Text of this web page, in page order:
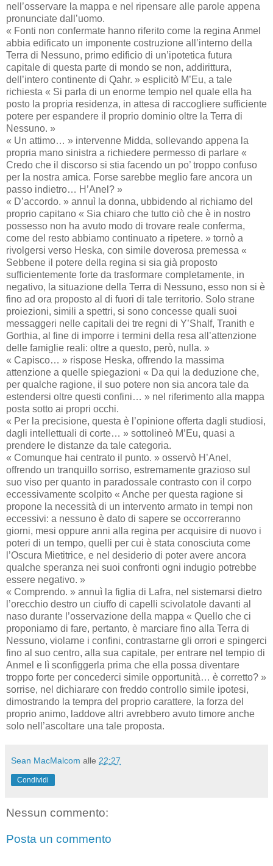
nell’osservare la mappa e nel ripensare alle parole appena
pronunciate dall’uomo.
« Fonti non confermate hanno riferito come la regina Anmel
abbia edificato un imponente costruzione all’interno della
Terra di Nessuno, primo edificio di un’ipotetica futura
capitale di questa parte di mondo se non, addirittura,
dell’intero continente di Qahr. » esplicitò M’Eu, a tale
richiesta « Si parla di un enorme tempio nel quale ella ha
posto la propria residenza, in attesa di raccogliere sufficiente
potere per espandere il proprio dominio oltre la Terra di
Nessuno. »
« Un attimo… » intervenne Midda, sollevando appena la
propria mano sinistra a richiedere permesso di parlare «
Credo che il discorso si stia facendo un po’ troppo confuso
per la nostra amica. Forse sarebbe meglio fare ancora un
passo indietro… H’Anel? »
« D’accordo. » annuì la donna, ubbidendo al richiamo del
proprio capitano « Sia chiaro che tutto ciò che è in nostro
possesso non ha avuto modo di trovare reale conferma,
come del resto abbiamo continuato a ripetere. » tornò a
rivolgersi verso Heska, con simile doverosa premessa «
Sebbene il potere della regina si sia già proposto
sufficientemente forte da trasformare completamente, in
negativo, la situazione della Terra di Nessuno, esso non si è
fino ad ora proposto al di fuori di tale territorio. Solo strane
proiezioni, simili a spettri, si sono concesse quali suoi
messaggeri nelle capitali dei tre regni di Y’Shalf, Tranith e
Gorthia, al fine di imporre i termini della resa all’attenzione
delle famiglie reali: oltre a questo, però, nulla. »
« Capisco… » rispose Heska, offrendo la massima
attenzione a quelle spiegazioni « Da qui la deduzione che,
per qualche ragione, il suo potere non sia ancora tale da
estendersi oltre questi confini… » nel riferimento alla mappa
posta sotto ai propri occhi.
« Per la precisione, questa è l’opinione offerta dagli studiosi,
dagli intellettuali di corte… » sottolineò M’Eu, quasi a
prendere le distanze da tale categoria.
« Comunque hai centrato il punto. » osservò H’Anel,
offrendo un tranquillo sorriso, estremamente grazioso sul
suo viso per quanto in paradossale contrasto con il corpo
eccessivamente scolpito « Anche per questa ragione si
propone la necessità di un intervento armato in tempi non
eccessivi: a nessuno è dato di sapere se occorreranno
giorni, mesi oppure anni alla regina per acquisire di nuovo i
poteri di un tempo, quelli per cui è stata conosciuta come
l’Oscura Mietitrice, e nel desiderio di poter avere ancora
qualche speranza nei suoi confronti ogni indugio potrebbe
essere negativo. »
« Comprendo. » annuì la figlia di Lafra, nel sistemarsi dietro
l’orecchio destro un ciuffo di capelli scivolatole davanti al
naso durante l’osservazione della mappa « Quello che ci
proponiamo di fare, pertanto, è marciare fino alla Terra di
Nessuno, violarne i confini, contrastarne gli orrori e spingerci
fino al suo centro, alla sua capitale, per entrare nel tempio di
Anmel e lì sconfiggerla prima che ella possa diventare
troppo forte per concederci simile opportunità… è corretto? »
sorrise, nel dichiarare con freddo controllo simile ipotesi,
dimostrando la tempra del proprio carattere, la forza del
proprio animo, laddove altri avrebbero avuto timore anche
solo nell’ascoltare una tale proposta.
Sean MacMalcom alle 22:27
Condividi
Nessun commento:
Posta un commento